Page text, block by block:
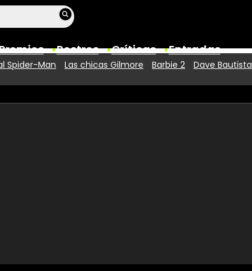
Rostros Críticas Entradas
Premios
Spider-Man Las chicas Gilmore Barbie 2 Dave Bautista